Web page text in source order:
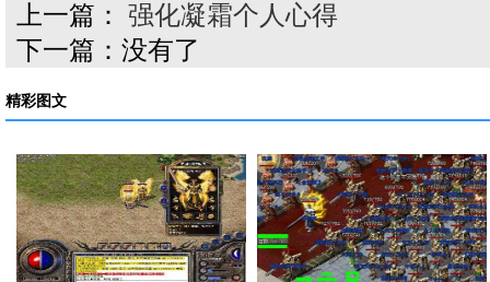
上一篇： 强化凝霜个人心得
下一篇： 没有了
精彩图文